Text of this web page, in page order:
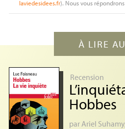
laviedesidees.fr). Nous vous
À LIRE
Recension
Hobbes
par Ariel Suhamy